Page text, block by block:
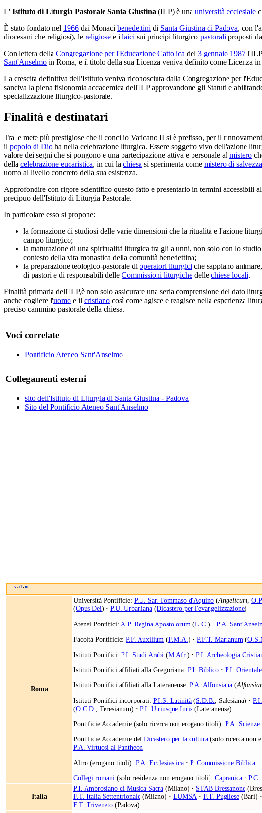
L' Istituto di Liturgia Pastorale Santa Giustina (ILP) è una università ecclesiale
È stato fondato nel 1966 dai Monaci benedettini di Santa Giustina di Padova, con
diocesani che religiosi), le religiose e i laici sui principi liturgico-pastorali proposti
Con lettera della Congregazione per l'Educazione Cattolica del 3 gennaio 1987
Sant'Anselmo in Roma, e il titolo della sua Licenza veniva definito come Licenza
La crescita definitiva dell'Istituto veniva riconosciuta dalla Congregazione per
sanciva la piena fisionomia accademica dell'ILP approvandone gli Statuti e
specializzazione liturgico-pastorale.
Finalità e destinatari
Tra le mete più prestigiose che il concilio Vaticano II si è prefisso, per il
il popolo di Dio ha nella celebrazione liturgica. Essere soggetto vivo dell'azione
valore dei segni che si pongono e una partecipazione attiva e personale al mistero
della celebrazione eucaristica, in cui la chiesa si sperimenta come mistero di salvezza
uomo al livello concreto della sua esistenza.
Approfondire con rigore scientifico questo fatto e presentarlo in termini accessibili
precipuo dell'Istituto di Liturgia Pastorale.
In particolare esso si propone:
la formazione di studiosi delle varie dimensioni che la ritualità e l'azione
campo liturgico;
la maturazione di una spiritualità liturgica tra gli alunni, non solo con lo
contesto della vita monastica della comunità benedettina;
la preparazione teologico-pastorale di operatori liturgici che sappiano
di pastori e di responsabili delle Commissioni liturgiche delle chiese locali.
Finalità primaria dell'ILP,è non solo assicurare una seria comprensione del dato
anche cogliere l'uomo e il cristiano così come agisce e reagisce nella esperienza
preciso cammino pastorale della chiesa.
Voci correlate
Pontificio Ateneo Sant'Anselmo
Collegamenti esterni
sito dell'Istituto di Liturgia di Santa Giustina - Padova
Sito del Pontificio Ateneo Sant'Anselmo
v • d • m
Roma
Università Pontificie: P.U. San Tommaso d'Aquino (Angelicum, O.P.
(Opus Dei) · P.U. Urbaniana (Dicastero per l'evangelizzazione)
Atenei Pontifici: A.P. Regina Apostolorum (L.C. ) · P.A.
Facoltà Pontificie: P.F. Auxilium (F.M.A. ) · P.F.T. Marianum (
Istituti Pontifici: P.I. Studi Arabi (M.Afr.) · P.I. Archeologia
Istituti Pontifici affiliati alla Gregoriana: P.I. Biblico · P.I. Orientale
Istituti Pontifici affiliati alla Lateranense: P.A. Alfonsiana (
Istituti Pontifici incorporati: P.I.S. Latinità (S.D.B. , Salesiana) ·
(O.C.D. , Teresianum) · P.I. Utriusque Iuris (Lateranense)
Pontificie Accademie (solo ricerca non erogano titoli): P.A. Scienze
Pontificie Accademie del Dicastero per la cultura (solo ricerca non
P.A. Virtuosi al Pantheon
Altro (erogano titoli): P.A. Ecclesiastica · P. Commissione Biblica
Collegi romani (solo residenza non erogano titoli): Capranica · P.C.
Italia
P.I. Ambrosiano di Musica Sacra (Milano) · STAB Bressanone
F.T. Italia Settentrionale (Milano) · LUMSA · F.T. Pugliese (Bari) ·
F.T. Triveneto (Padova)